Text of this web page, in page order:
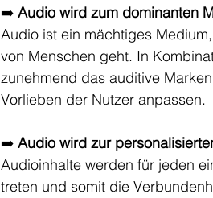
➡️ Audio wird zum dominanten
Audio ist ein mächtiges
von Menschen geht. In
zunehmend das auditive
Vorlieben der Nutzer anpassen.
➡️ Audio wird zur
Audioinhalte werden für jeden
treten und somit die